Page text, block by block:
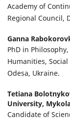
Academy of
Regional Council,
Ganna
PhD in
Humanities,
Odesa, Ukraine.
Tetiana
University,
Candidate of